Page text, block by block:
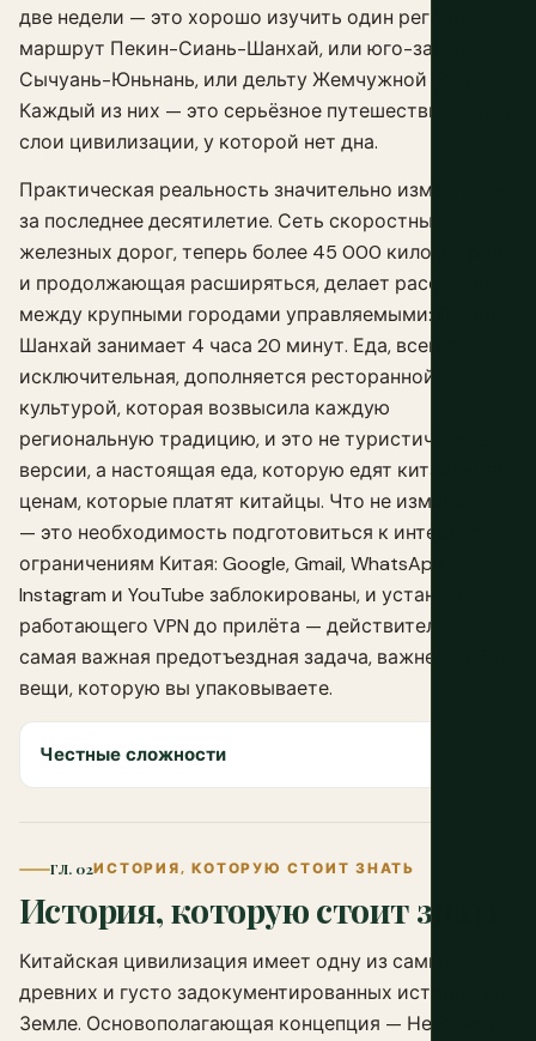
две недели — это хорошо изучить один регион:
маршрут Пекин-Сиань-Шанхай, или юго-запад
Сычуань-Юньнань, или дельту Жемчужной реки.
Каждый из них — это серьёзное путешествие через
слои цивилизации, у которой нет дна.
Практическая реальность значительно изменилась
за последнее десятилетие. Сеть скоростных
железных дорог, теперь более 45 000 километров
и продолжающая расширяться, делает расстояния
между крупными городами управляемыми: Пекин —
Шанхай занимает 4 часа 20 минут. Еда, всегда
исключительная, дополняется ресторанной
культурой, которая возвысила каждую
региональную традицию, и это не туристические
версии, а настоящая еда, которую едят китайцы, по
ценам, которые платят китайцы. Что не изменилось
— это необходимость подготовиться к интернет-
ограничениям Китая: Google, Gmail, WhatsApp,
Instagram и YouTube заблокированы, и установка
работающего VPN до прилёта — действительно
самая важная предотъездная задача, важнее любой
вещи, которую вы упаковываете.
Честные сложности
ГЛ. 02ИСТОРИЯ, КОТОРУЮ СТОИТ ЗНАТЬ
История, которую стоит знать
Китайская цивилизация имеет одну из самых
древних и густо задокументированных историй на
Земле. Основополагающая концепция — Небесный